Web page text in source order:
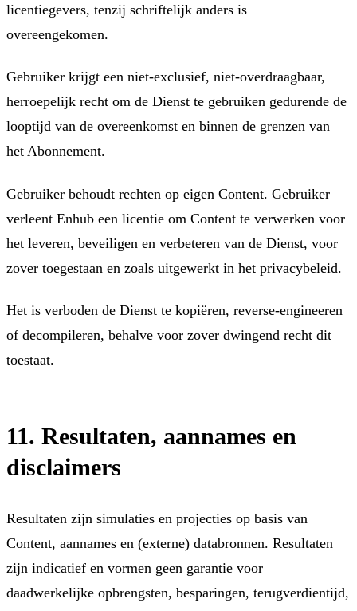
licentiegevers, tenzij schriftelijk anders is
overeengekomen.
Gebruiker krijgt een niet-exclusief, niet-overdraagbaar,
herroepelijk recht om de Dienst te gebruiken gedurende de
looptijd van de overeenkomst en binnen de grenzen van
het Abonnement.
Gebruiker behoudt rechten op eigen Content. Gebruiker
verleent Enhub een licentie om Content te verwerken voor
het leveren, beveiligen en verbeteren van de Dienst, voor
zover toegestaan en zoals uitgewerkt in het privacybeleid.
Het is verboden de Dienst te kopiëren, reverse-engineeren
of decompileren, behalve voor zover dwingend recht dit
toestaat.
11. Resultaten, aannames en
disclaimers
Resultaten zijn simulaties en projecties op basis van
Content, aannames en (externe) databronnen. Resultaten
zijn indicatief en vormen geen garantie voor
daadwerkelijke opbrengsten, besparingen, terugverdientijd,